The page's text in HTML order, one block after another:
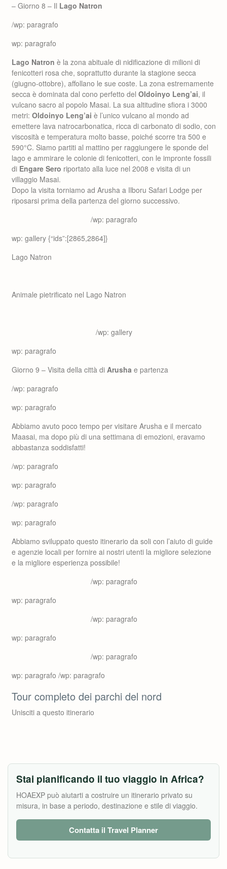
– Giorno 8 – Il Lago Natron
/wp: paragrafo
wp: paragrafo
Lago Natron è la zona abituale di nidificazione di milioni di
fenicotteri rosa che, soprattutto durante la stagione secca
(giugno-ottobre), affollano le sue coste. La zona estremamente
secca è dominata dal cono perfetto del Oldoinyo Leng’ai, il
vulcano sacro al popolo Masai. La sua altitudine sfiora i 3000
metri: Oldoinyo Leng’ai è l’unico vulcano al mondo ad
emettere lava natrocarbonatica, ricca di carbonato di sodio, con
viscosità e temperatura molto basse, poiché scorre tra 500 e
590°C. Siamo partiti al mattino per raggiungere le sponde del
lago e ammirare le colonie di fenicotteri, con le impronte fossili
di Engare Sero riportato alla luce nel 2008 e visita di un
villaggio Masai.
Dopo la visita torniamo ad Arusha a Ilboru Safari Lodge per
riposarsi prima della partenza del giorno successivo.
/wp: paragrafo
wp: gallery {“ids”:[2865,2864]}
Lago Natron
Animale pietrificato nel Lago Natron
/wp: gallery
wp: paragrafo
Giorno 9 – Visita della città di Arusha e partenza
/wp: paragrafo
wp: paragrafo
Abbiamo avuto poco tempo per visitare Arusha e il mercato
Maasai, ma dopo più di una settimana di emozioni, eravamo
abbastanza soddisfatti!
/wp: paragrafo
wp: paragrafo
/wp: paragrafo
wp: paragrafo
Abbiamo sviluppato questo itinerario da soli con l’aiuto di guide
e agenzie locali per fornire ai nostri utenti la migliore selezione
e la migliore esperienza possibile!
/wp: paragrafo
wp: paragrafo
/wp: paragrafo
wp: paragrafo
/wp: paragrafo
wp: paragrafo /wp: paragrafo
Tour completo dei parchi del nord
Unisciti a questo itinerario
Stai pianificando il tuo viaggio in Africa?
HOAEXP può aiutarti a costruire un itinerario privato su
misura, in base a periodo, destinazione e stile di viaggio.
Contatta il Travel Planner